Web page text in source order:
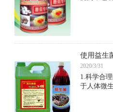
使用益生
2020/3/31
1.科学合
于人体微